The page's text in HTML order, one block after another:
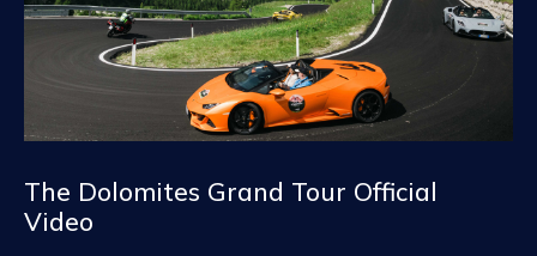
The Dolomites Grand Tour Official
Video